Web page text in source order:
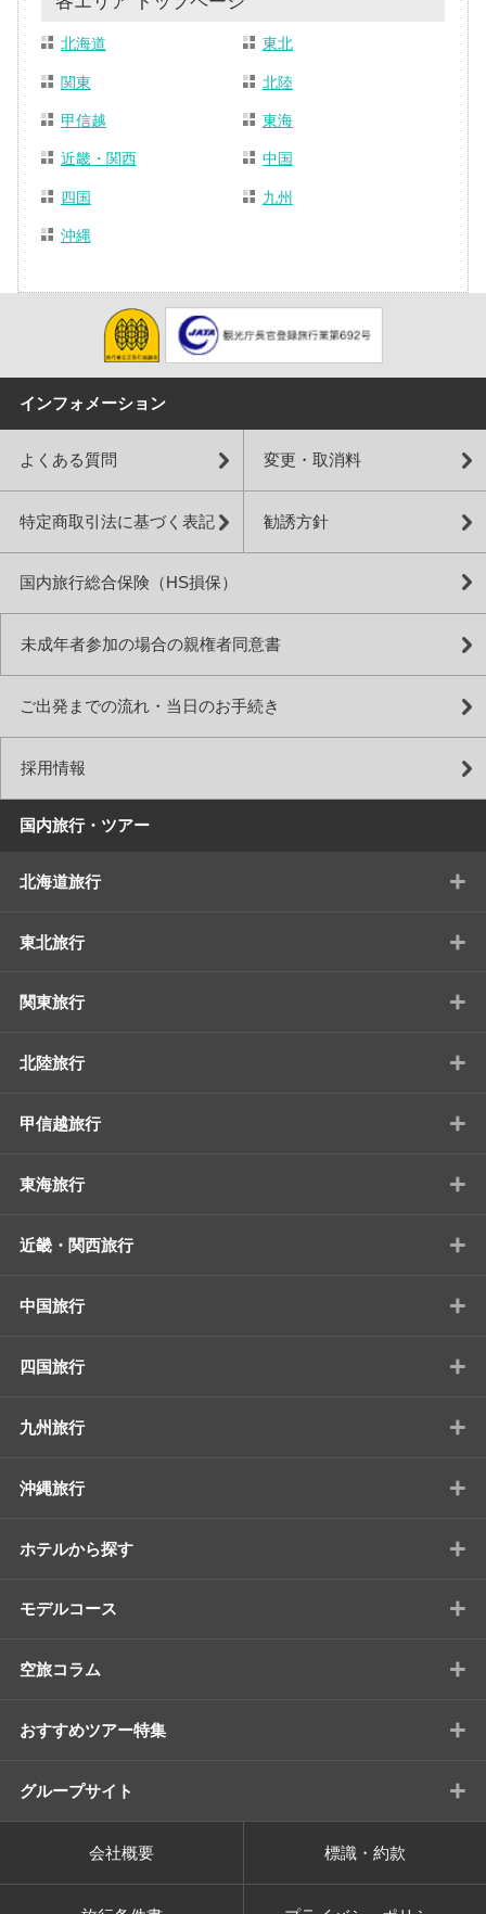
北海道 東北
関東 北陸
甲信越 東海
近畿・関西 中国
四国 九州
沖縄
インフォメーション
よくある質問 変更・取消料
特定商取引法に基づく表記 勧誘方針
国内旅行総合保険（HS損保）
未成年者参加の場合の親権者同意書
ご出発までの流れ・当日のお手続き
採用情報
国内旅行・ツアー
北海道旅行 +
東北旅行 +
関東旅行 +
北陸旅行 +
甲信越旅行 +
東海旅行 +
近畿・関西旅行 +
中国旅行 +
四国旅行 +
九州旅行 +
沖縄旅行 +
ホテルから探す +
モデルコース +
空旅コラム +
おすすめツアー特集 +
グループサイト +
会社概要 標識・約款